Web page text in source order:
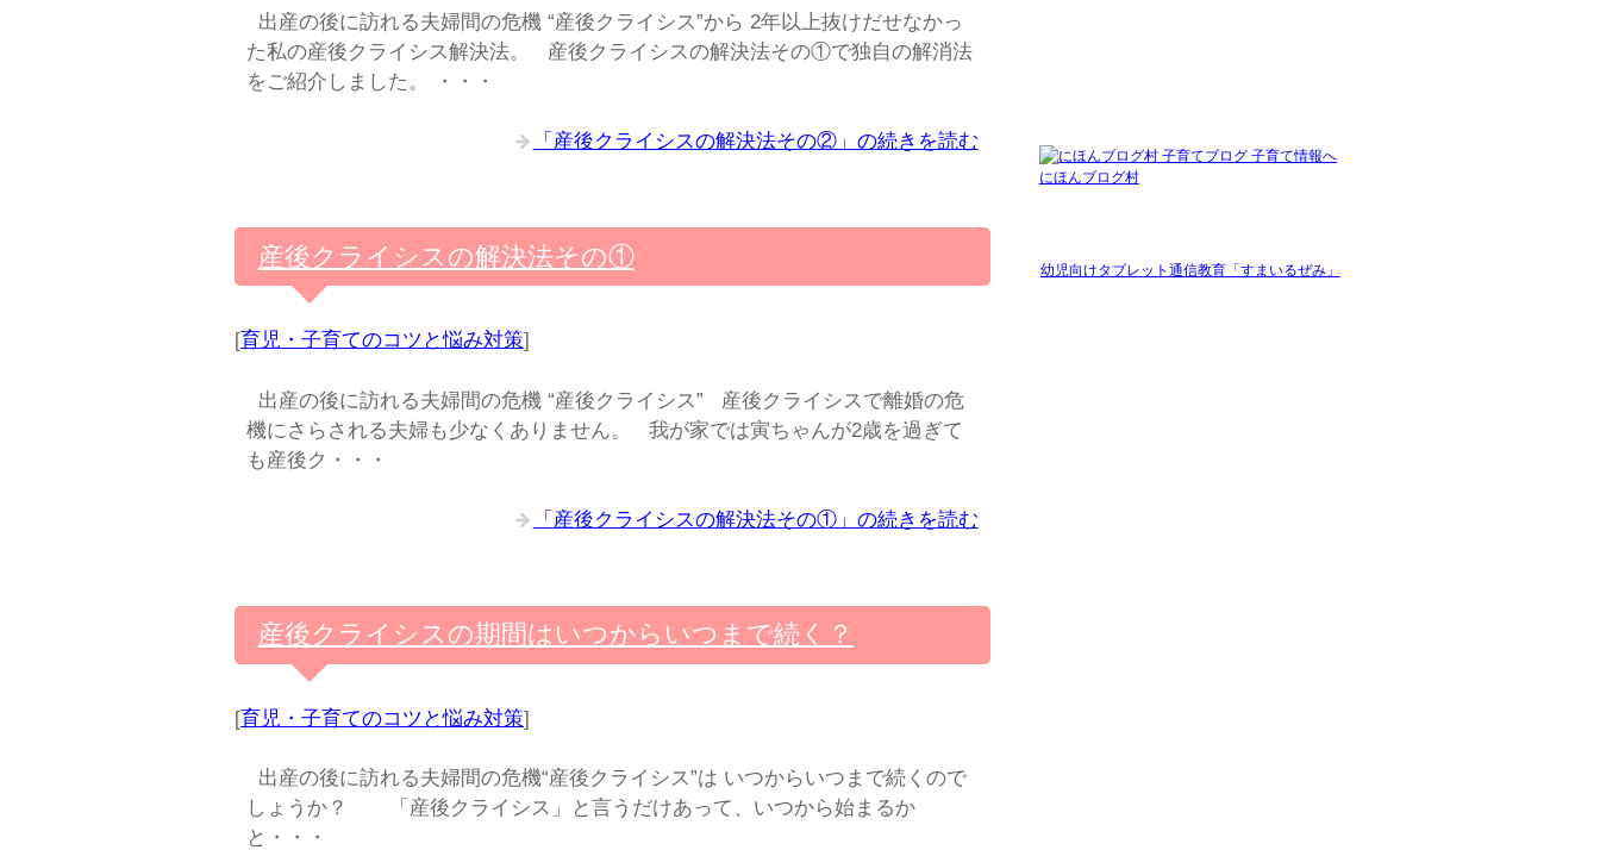
出産の後に訪れる夫婦間の危機 “産後クライシス”から 2年以上抜けだせなかっ
た私の産後クライシス解決法。 産後クライシスの解決法その①で独自の解消法
をご紹介しました。 ・・・
「産後クライシスの解決法その②」の続きを読む
産後クライシスの解決法その①
[育児・子育てのコツと悩み対策]
出産の後に訪れる夫婦間の危機 “産後クライシス” 産後クライシスで離婚の危
機にさらされる夫婦も少なくありません。 我が家では寅ちゃんが2歳を過ぎて
も産後ク・・・
「産後クライシスの解決法その①」の続きを読む
産後クライシスの期間はいつからいつまで続く？
[育児・子育てのコツと悩み対策]
出産の後に訪れる夫婦間の危機“産後クライシス”は いつからいつまで続くので
しょうか？ 「産後クライシス」と言うだけあって、いつから始まるか
と・・・
にほんブログ村
幼児向けタブレット通信教育「すまいるぜみ」